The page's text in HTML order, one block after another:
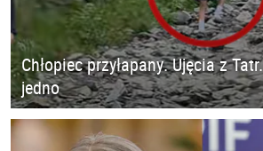
Chłopiec przyłapany. Ujęcia z
jedno